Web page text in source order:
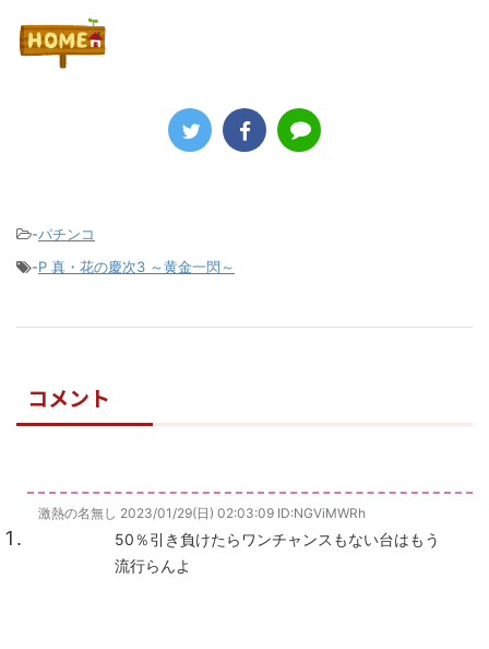
-パチンコ
-P 真・花の慶次3 ～黄金一閃～
コメント
激熱の名無し 2023/01/29(日) 02:03:09 ID:NGViMWRh
50％引き負けたらワンチャンスもない台はもう
流行らんよ